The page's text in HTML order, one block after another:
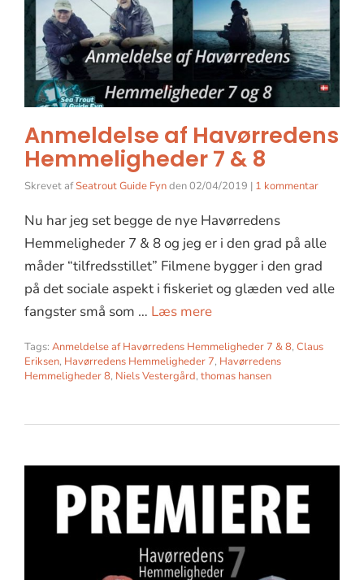
Anmeldelse af Havørredens
Hemmeligheder 7 & 8
Skrevet afSeatrout Guide Fynden02/04/2019 | 1 kommentar
Nu har jeg set begge de nye Havørredens
Hemmeligheder 7 & 8 og jeg er i den grad på alle
måder “tilfredsstillet” Filmene bygger i den grad
på det sociale aspekt i fiskeriet og glæden ved alle
fangster små som … Læs mere
Tags: Anmeldelse af Havørredens Hemmeligheder 7 & 8, Claus
Eriksen, Havørredens Hemmeligheder 7, Havørredens
Hemmeligheder 8, Niels Vestergård, thomas hansen